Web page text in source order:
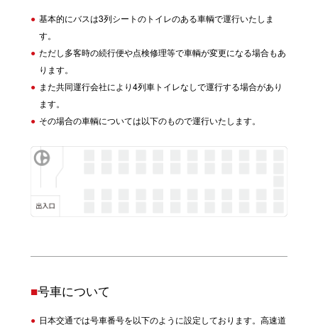
基本的にバスは3列シートのトイレのある車輌で運行いたしま
す。
ただし多客時の続行便や点検修理等で車輌が変更になる場合もあ
ります。
また共同運行会社により4列車トイレなしで運行する場合があり
ます。
その場合の車輌については以下のもので運行いたします。
■号車について
日本交通では号車番号を以下のように設定しております。高速道